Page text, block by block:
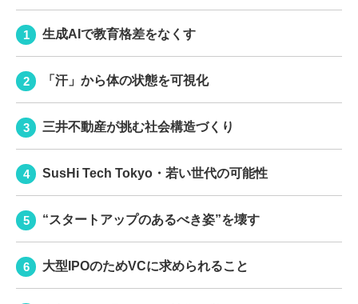
生成AIで教育格差をなくす
「汗」から体の状態を可視化
三井不動産が挑む社会構造づくり
SusHi Tech Tokyo・若い世代の可能性
“スタートアップのあるべき姿”を壊す
大型IPOのためVCに求められること